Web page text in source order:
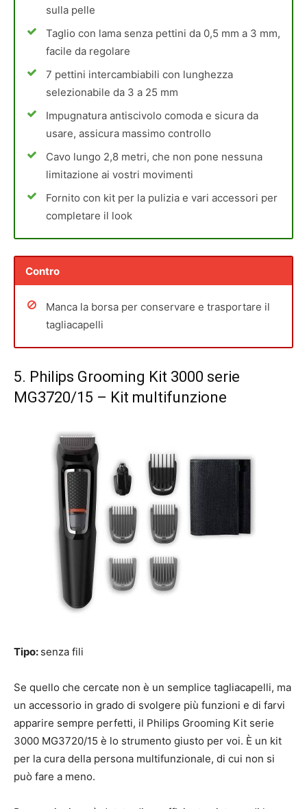
sulla pelle
Taglio con lama senza pettini da 0,5 mm a 3 mm,
facile da regolare
7 pettini intercambiabili con lunghezza
selezionabile da 3 a 25 mm
Impugnatura antiscivolo comoda e sicura da
usare, assicura massimo controllo
Cavo lungo 2,8 metri, che non pone nessuna
limitazione ai vostri movimenti
Fornito con kit per la pulizia e vari accessori per
completare il look
Contro
Manca la borsa per conservare e trasportare il
tagliacapelli
5. Philips Grooming Kit 3000 serie
MG3720/15 – Kit multifunzione
Tipo: senza fili
Se quello che cercate non è un semplice tagliacapelli, ma
un accessorio in grado di svolgere più funzioni e di farvi
apparire sempre perfetti, il Philips Grooming Kit serie
3000 MG3720/15 è lo strumento giusto per voi. È un kit
per la cura della persona multifunzionale, di cui non si
può fare a meno.